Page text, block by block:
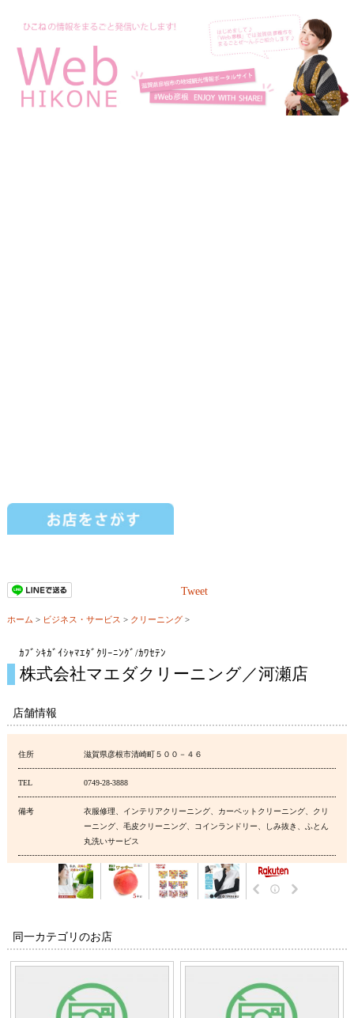
Tweet
ホーム > ビジネス・サービス > クリーニング>
ｶﾌﾞｼｷｶﾞｲｼｬﾏｴﾀﾞｸﾘｰﾆﾝｸﾞ/ｶﾜｾﾃﾝ
株式会社マエダクリーニング／河瀬店
店舗情報
住所 滋賀県彦根市清崎町５００－４６
TEL 0749-28-3888
備考
衣服修理、インテリアクリーニング、カーペットクリーニング、クリ
ーニング、毛皮クリーニング、コインランドリー、しみ抜き、ふとん
丸洗いサービス
同一カテゴリのお店